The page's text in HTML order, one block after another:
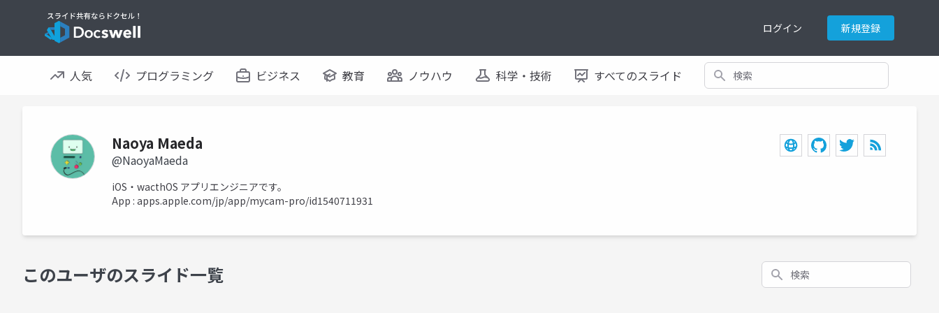
ログイン 新規登録
人気 プログラミング ビジネス 教育 ノウハウ 科学・技術 すべてのスライド 検索
Naoya Maeda
@NaoyaMaeda
iOS・wacthOS アプリエンジニアです。
App : apps.apple.com/jp/app/mycam-pro/id1540711931
このユーザのスライド一覧 検索